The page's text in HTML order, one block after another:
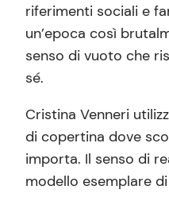
riferimenti sociali e
un’epoca così
senso di vuoto che
sé.
Cristina Venneri
di copertina dove
importa. Il senso di
modello esemplare